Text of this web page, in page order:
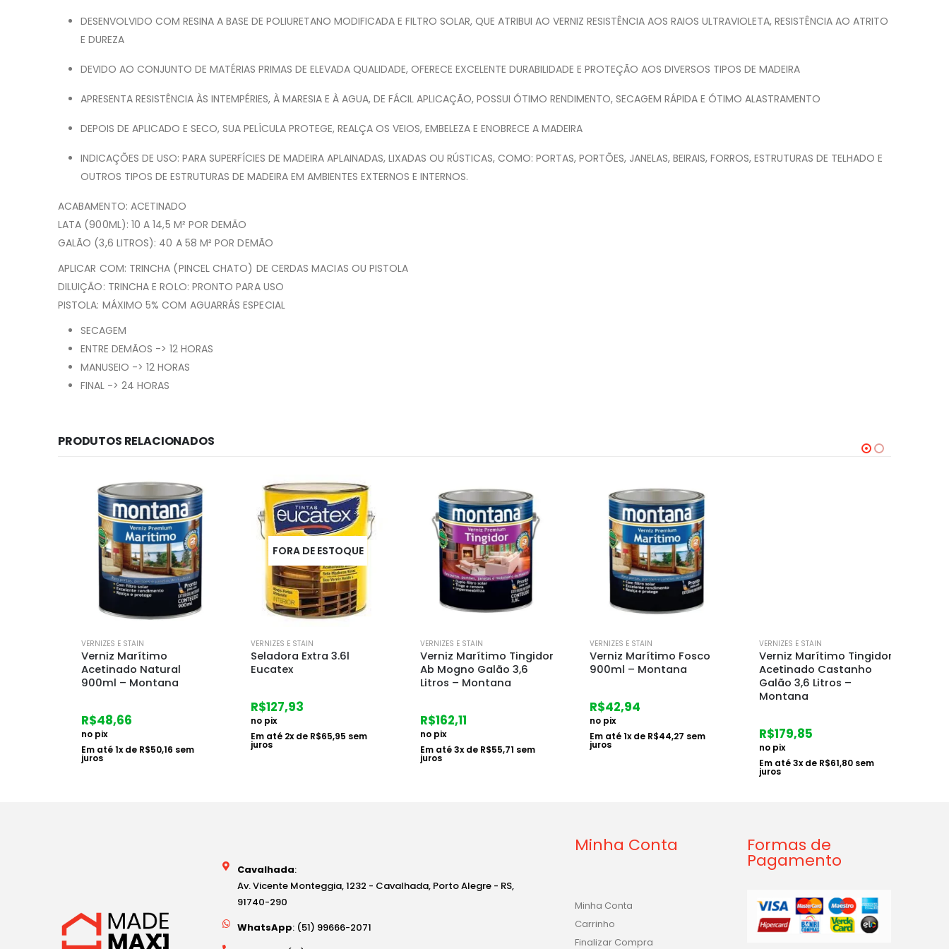
DESENVOLVIDO COM RESINA A BASE DE POLIURETANO MODIFICADA E FILTRO SOLAR, QUE ATRIBUI AO VERNIZ RESISTÊNCIA AOS RAIOS ULTRAVIOLETA, RESISTÊNCIA AO ATRITO
E DUREZA
DEVIDO AO CONJUNTO DE MATÉRIAS PRIMAS DE ELEVADA QUALIDADE, OFERECE EXCELENTE DURABILIDADE E PROTEÇÃO AOS DIVERSOS TIPOS DE MADEIRA
APRESENTA RESISTÊNCIA ÀS INTEMPÉRIES, À MARESIA E À AGUA, DE FÁCIL APLICAÇÃO, POSSUI ÓTIMO RENDIMENTO, SECAGEM RÁPIDA E ÓTIMO ALASTRAMENTO
DEPOIS DE APLICADO E SECO, SUA PELÍCULA PROTEGE, REALÇA OS VEIOS, EMBELEZA E ENOBRECE A MADEIRA
INDICAÇÕES DE USO: PARA SUPERFÍCIES DE MADEIRA APLAINADAS, LIXADAS OU RÚSTICAS, COMO: PORTAS, PORTÕES, JANELAS, BEIRAIS, FORROS, ESTRUTURAS DE TELHADO E
OUTROS TIPOS DE ESTRUTURAS DE MADEIRA EM AMBIENTES EXTERNOS E INTERNOS.
ACABAMENTO: ACETINADO
LATA (900ML): 10 A 14,5 M² POR DEMÃO
GALÃO (3,6 LITROS): 40 A 58 M² POR DEMÃO
APLICAR COM: TRINCHA (PINCEL CHATO) DE CERDAS MACIAS OU PISTOLA
DILUIÇÃO: TRINCHA E ROLO: PRONTO PARA USO
PISTOLA: MÁXIMO 5% COM AGUARRÁS ESPECIAL
SECAGEM
ENTRE DEMÃOS -> 12 HORAS
MANUSEIO -> 12 HORAS
FINAL -> 24 HORAS
PRODUTOS RELACIONADOS
VERNIZES E STAIN
Verniz Marítimo
Acetinado Natural
900ml – Montana
R$48,66
no pix
Em até1x deR$ 50,16sem
juros
FORA DE ESTOQUE
VERNIZES E STAIN
Seladora Extra 3.6l
Eucatex
R$127,93
no pix
Em até2x deR$ 65,95sem
juros
VERNIZES E STAIN
Verniz Marítimo Tingidor
Ab Mogno Galão 3,6
Litros – Montana
R$162,11
no pix
Em até3x deR$ 55,71sem
juros
VERNIZES E STAIN
Verniz Marítimo Fosco
900ml – Montana
R$42,94
no pix
Em até1x deR$ 44,27sem
juros
VERNIZES E STAIN
Verniz Marítimo Tingidor
Acetinado Castanho
Galão 3,6 Litros –
Montana
R$179,85
no pix
Em até3x deR$ 61,80sem
juros
Cavalhada:
Av. Vicente Monteggia, 1232 - Cavalhada, Porto Alegre - RS,
91740-290
WhatsApp: (51) 99666-2071
Minha Conta
Minha Conta
Carrinho
Formas de
Pagamento